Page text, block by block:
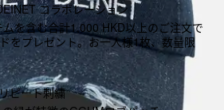
コラボレーション
を含む合計1,000 HKD以上のご注文で
をプレゼント。お一人様1枚、数量限
ピート刺繍